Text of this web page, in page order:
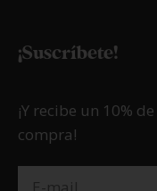
¡Suscríbete!
¡Y recibe un 10%
compra!